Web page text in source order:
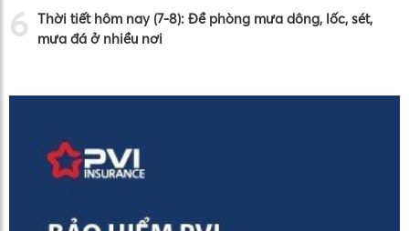
6 Thời tiết hôm nay (7-8): Đề phòng mưa dông, lốc, sét,
mưa đá ở nhiều nơi